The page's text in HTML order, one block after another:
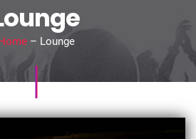
– Lounge